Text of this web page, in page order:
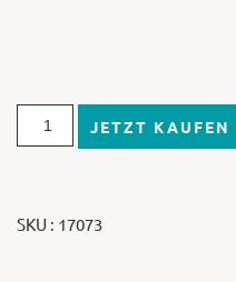
JETZT KAUFEN
SKU : 17073